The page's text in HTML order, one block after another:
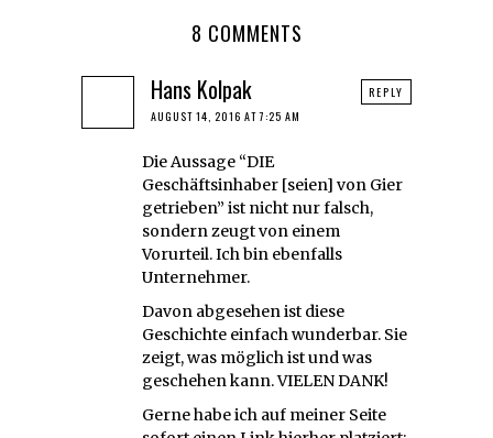
8 COMMENTS
Hans Kolpak
AUGUST 14, 2016 AT 7:25 AM
Die Aussage “DIE
Geschäftsinhaber [seien] von Gier
getrieben” ist nicht nur falsch,
sondern zeugt von einem
Vorurteil. Ich bin ebenfalls
Unternehmer.
Davon abgesehen ist diese
Geschichte einfach wunderbar. Sie
zeigt, was möglich ist und was
geschehen kann. VIELEN DANK!
Gerne habe ich auf meiner Seite
REPLY